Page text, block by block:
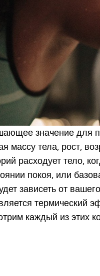
значение для
тела, рост,
расходует тело,
покоя, или
зависеть от
термический
каждый из этих